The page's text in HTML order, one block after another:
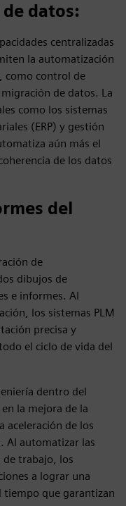
datos:
centralizadas
la automatización
como control de
de datos. La
como los sistemas
(ERP) y gestión
aún más el
de los datos
del
de
dibujos de
e informes. Al
los sistemas PLM
precisa y
el ciclo de vida del
dentro del
la mejora de la
aceleración de los
Al automatizar las
trabajo, los
a lograr una
que garantizan